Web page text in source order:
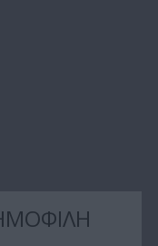
Άλλην μας
εδείξαν επ.